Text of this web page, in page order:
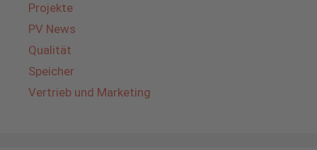
Projekte
PV News
Qualität
Speicher
Vertrieb und Marketing